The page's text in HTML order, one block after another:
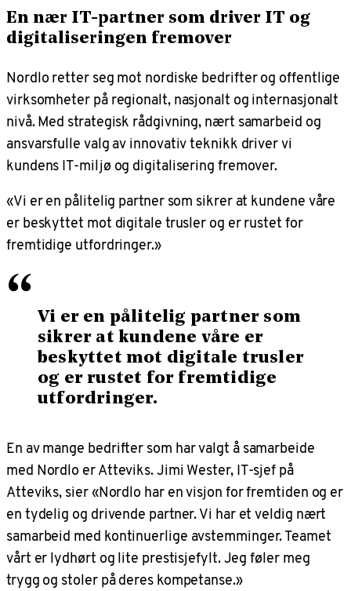
En nær IT-partner som driver IT og
digitaliseringen fremover
Nordlo retter seg mot nordiske bedrifter og offentlige
virksomheter på regionalt, nasjonalt og internasjonalt
nivå. Med strategisk rådgivning, nært samarbeid og
ansvarsfulle valg av innovativ teknikk driver vi
kundens IT-miljø og digitalisering fremover.
«Vi er en pålitelig partner som sikrer at kundene våre
er beskyttet mot digitale trusler og er rustet for
fremtidige utfordringer.»
“ Vi er en pålitelig partner som
sikrer at kundene våre er
beskyttet mot digitale trusler
og er rustet for fremtidige
utfordringer.
En av mange bedrifter som har valgt å samarbeide
med Nordlo er Atteviks. Jimi Wester, IT-sjef på
Atteviks, sier «Nordlo har en visjon for fremtiden og er
en tydelig og drivende partner. Vi har et veldig nært
samarbeid med kontinuerlige avstemminger. Teamet
vårt er lydhørt og lite prestisjefylt. Jeg føler meg
trygg og stoler på deres kompetanse.»